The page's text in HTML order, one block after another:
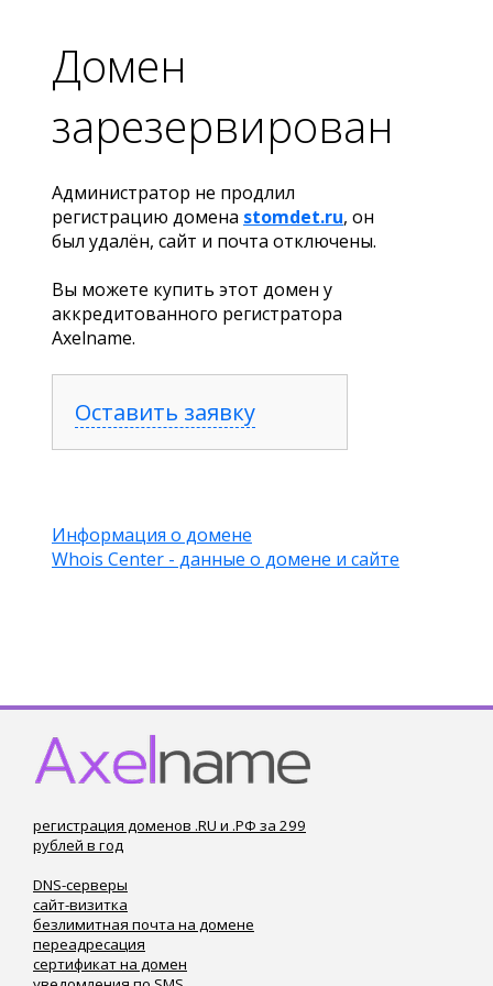
Домен
зарезервирован
Администратор не продлил
регистрацию домена stomdet.ru, он
был удалён, сайт и почта отключены.
Вы можете купить этот домен у
аккредитованного регистратора
Axelname.
Оставить заявку
Информация о домене
Whois Center - данные о домене и сайте
регистрация доменов .RU и .РФ за 299
рублей в год
DNS-серверы
сайт-визитка
безлимитная почта на домене
переадресация
сертификат на домен